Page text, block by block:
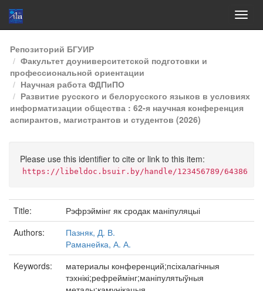
Skip
navigation
Репозиторий БГУИР
Факультет доуниверситетской подготовки и
профессиональной ориентации
Научная работа ФДПиПО
Развитие русского и белорусского языков в условиях
информатизации общества : 62-я научная конференция
аспирантов, магистрантов и студентов (2026)
Please use this identifier to cite or link to this item:
https://libeldoc.bsuir.by/handle/123456789/64386
Title:
Рэфрэймінг як сродак маніпуляцыі
Authors:
Пазняк, Д. В.
Раманейка, А. А.
Keywords:
материалы конференций;псіхалагічныя
тэхнікі;рефреймінг;маніпулятыўныя